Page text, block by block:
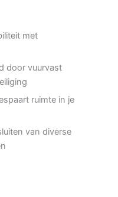
met
door vuurvast
ruimte in je
van diverse